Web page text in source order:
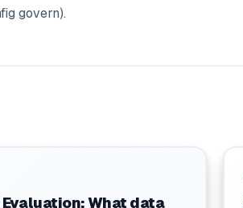
govern).
What data